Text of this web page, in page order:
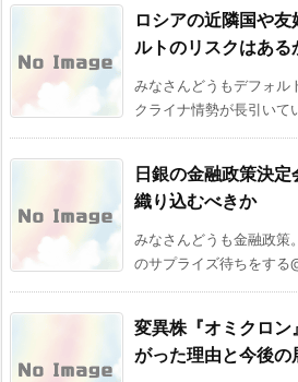
ロシアの近隣国や
ルトのリスクはある
みなさんどうもデフォル
クライナ情勢が長引いて
日銀の金融政策決
織り込むべきか
みなさんどうも金融政策
のサプライズ待ちをする
変異株『オミクロ
がった理由と今後の